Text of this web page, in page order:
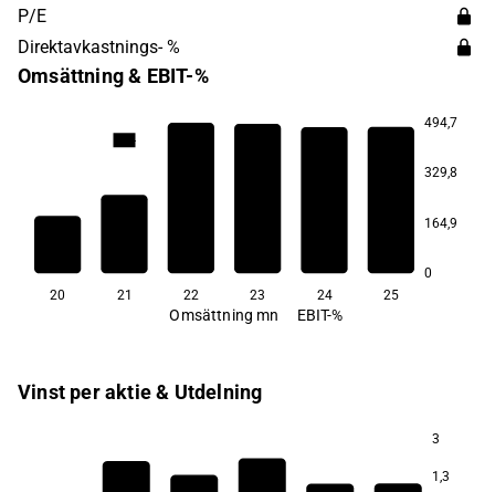
P/E
Direktavkastnings- %
Omsättning & EBIT-%
494,7
329,8
164,9
0
12,4
20 21 22 23 24 25
Omsättning mn EBIT-%
Vinst per aktie & Utdelning
3
1,3